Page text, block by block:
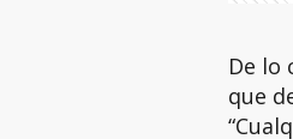
De lo
que